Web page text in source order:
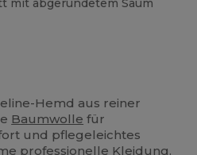
mit abgerundetem Saum
Hemd aus reiner
Baumwolle für
und pflegeleichtes
professionelle Kleidung.